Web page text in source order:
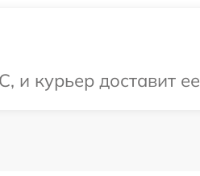
курьер доставит